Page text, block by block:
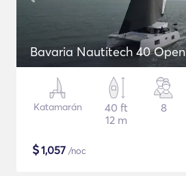
Bavaria Nautitech 40 Open
Katamarán
40 ft
12 m
8
$1,057 /noc